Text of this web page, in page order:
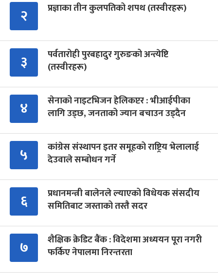
२ प्रज्ञाका तीन कुलपतिको शपथ (तस्वीरहरू)
३
पर्वतारोही पुरबहादुर गुरुङको अन्त्येष्टि
(तस्वीरहरू)
४
सेनाको नाइटभिजन हेलिकप्टर : भीआईपीका
लागि उड्छ, जनताको ज्यान बचाउन उड्दैन
५
कांग्रेस संस्थापन इतर समूहको राष्ट्रिय भेलालाई
देउवाले सम्बोधन गर्ने
६
प्रधानमन्त्री बालेनले ल्याएको विधेयक संसदीय
समितिबाट जस्ताको तस्तै सदर
७
शैक्षिक क्रेडिट बैंक : विदेशमा अध्ययन पूरा नगरी
फर्किए नेपालमा निरन्तरता